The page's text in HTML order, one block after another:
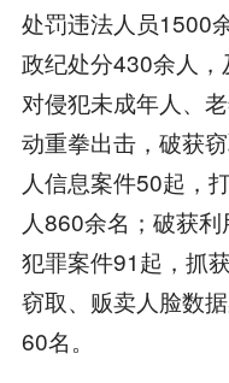
处罚违法人员1500
政纪处分430余人，
对侵犯未成年人、
动重拳出击，破获
人信息案件50起，
人860余名；破获利
犯罪案件91起，抓
窃取、贩卖人脸数
60名。